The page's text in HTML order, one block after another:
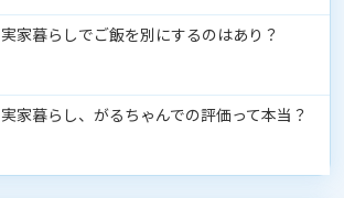
実家暮らしでご飯を別にするのはあり？
実家暮らし、がるちゃんでの評価って本当？